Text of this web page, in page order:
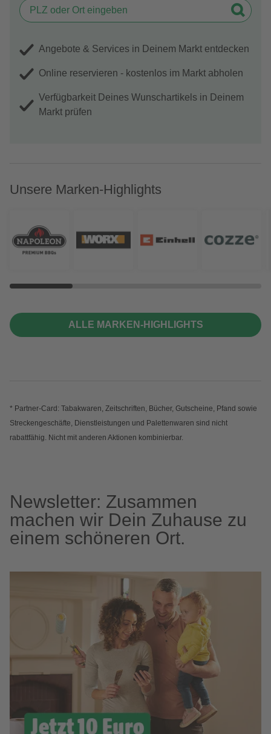
Angebote & Services in Deinem Markt entdecken
Online reservieren - kostenlos im Markt abholen
Verfügbarkeit Deines Wunschartikels in Deinem
Markt prüfen
Unsere Marken-Highlights
ALLE MARKEN-HIGHLIGHTS
* Partner-Card: Tabakwaren, Zeitschriften, Bücher, Gutscheine, Pfand sowie
Streckengeschäfte, Dienstleistungen und Palettenwaren sind nicht
rabattfähig. Nicht mit anderen Aktionen kombinierbar.
Newsletter: Zusammen
machen wir Dein Zuhause zu
einem schöneren Ort.